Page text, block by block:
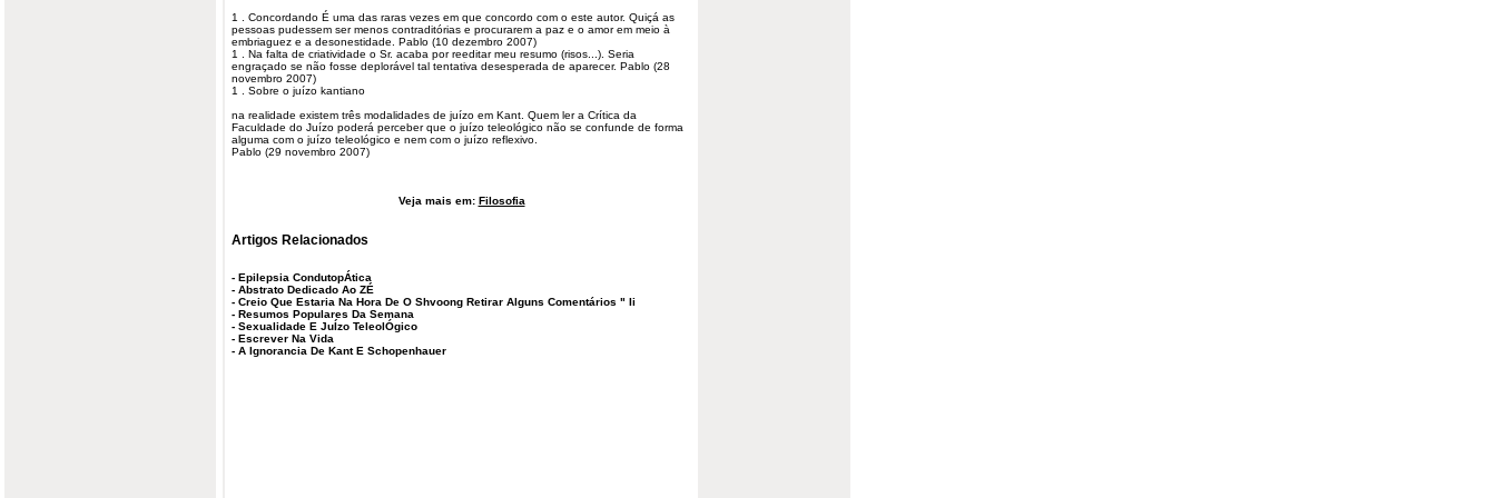
1 . Concordando É uma das raras vezes em que concordo com o este autor. Quiçá as
pessoas pudessem ser menos contraditórias e procurarem a paz e o amor em meio à
embriaguez e a desonestidade. Pablo (10 dezembro 2007)
1 . Na falta de criatividade o Sr. acaba por reeditar meu resumo (risos...). Seria
engraçado se não fosse deplorável tal tentativa desesperada de aparecer. Pablo (28
novembro 2007)
1 . Sobre o juízo kantiano
na realidade existem três modalidades de juízo em Kant. Quem ler a Crítica da
Faculdade do Juízo poderá perceber que o juízo teleológico não se confunde de forma
alguma com o juízo teleológico e nem com o juízo reflexivo.
Pablo (29 novembro 2007)
Veja mais em: Filosofia
Artigos Relacionados
- Epilepsia CondutopÁtica
- Abstrato Dedicado Ao ZÉ
- Creio Que Estaria Na Hora De O Shvoong Retirar Alguns Comentários " Ii
- Resumos Populares Da Semana
- Sexualidade E JuÍzo TeleolÓgico
- Escrever Na Vida
- A Ignorancia De Kant E Schopenhauer